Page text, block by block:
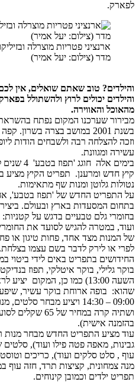
ארנציני פטריות מוצרלה ובזיליקום של
מדר (צילום: יעל אמיר)
טוב שאתם שואלים, אין לכם מה
יכולים לרוץ ולהשתולל בפארק בעוד
והאווירה.
שערכנו המקום נפתח בהשראת בית
בשנת 2001 במושב בצרה בשרון. קפה
רבה ולשבחים הודות ליופיו
בימים אלה חוגג 'תפוז
ומרענן. תפריט הקיץ מציע בין
גלוטן ומנות שף מתאימות.
החדש של 'תפוז בטבע', אחראי
המסעדות בארץ ובעולם. ביצירת
גלם טבעיים בדגש על קטניות: קמחי
להגיש לסועד את החומרים
מצד אחד, פחות טיגון או פחות
לירק לדבר בשם עצמו בצלחת.
בתפריט באים לידי ביטוי במגוון
בוקר איטלקי, תפוז בנדיקט ועוד
השעה 13:00) כמו כן, המקום יציע
ארוחת בוקר עשיר, שיפעל רק
09:00 – 14:30 ויציע מבחר סלטים,
ושתיה קרה במחיר של 65 שקלים
אישית).
התפריט החדש מבחר מנות
מאפה פטה פילו ועוד), סלטים שונים
סלקים ועוד), כריכים וטוסטים, מנות
קציצות תרד, חזה עוף במרינדת
וכמובן קינוחים.